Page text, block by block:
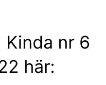
Kinda nr 6
här: